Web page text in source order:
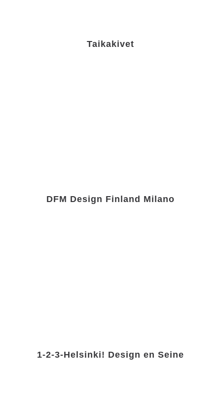
Taikakivet
DFM Design Finland Milano
1-2-3-Helsinki! Design en Seine